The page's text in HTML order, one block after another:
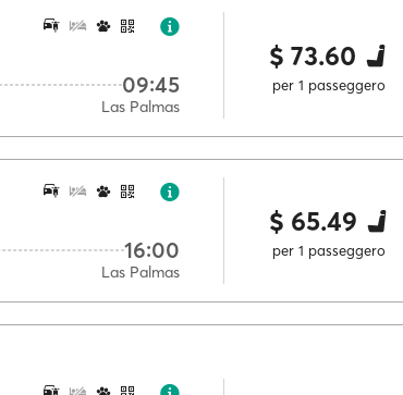
09:45
Las Palmas
$ 73.60
per 1 passeggero
16:00
Las Palmas
$ 65.49
per 1 passeggero